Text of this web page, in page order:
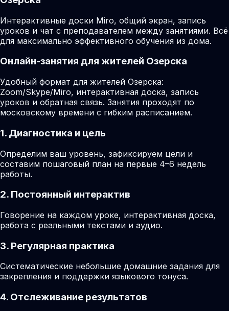
Интерактивные доски Miro, общий экран, запись
уроков и чат с преподавателем между занятиями. Всё
для максимально эффективного обучения из дома.
Онлайн-занятия для жителей Озерска
Удобный формат для жителей Озерска:
Zoom/Skype/Miro, интерактивная доска, запись
уроков и обратная связь. Занятия проходят по
московскому времени с гибким расписанием.
1. Диагностика и цель
Определим ваш уровень, зафиксируем цели и
составим пошаговый план на первые 4–6 недель
работы.
2. Постоянный интерактив
Говорение на каждом уроке, интерактивная доска,
работа с реальными текстами и аудио.
3. Регулярная практика
Систематические небольшие домашние задания для
закрепления и поддержки языкового тонуса.
4. Отслеживание результатов